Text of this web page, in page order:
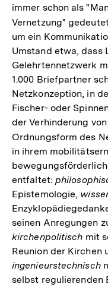
immer schon als
Vernetzung"
um ein
Umstand etwa, dass
Gelehrtennetzwerk
1.000 Briefpartner
Netzkonzeption, in
Fischer- oder
der Verhinderung
Ordnungsform des
in ihrem
entfaltet:
Epistemologie,
seinen Anregungen
kirchenpolitisch mit
Reunion der Kirchen
ingenieurstechnisch
selbst regulierenden